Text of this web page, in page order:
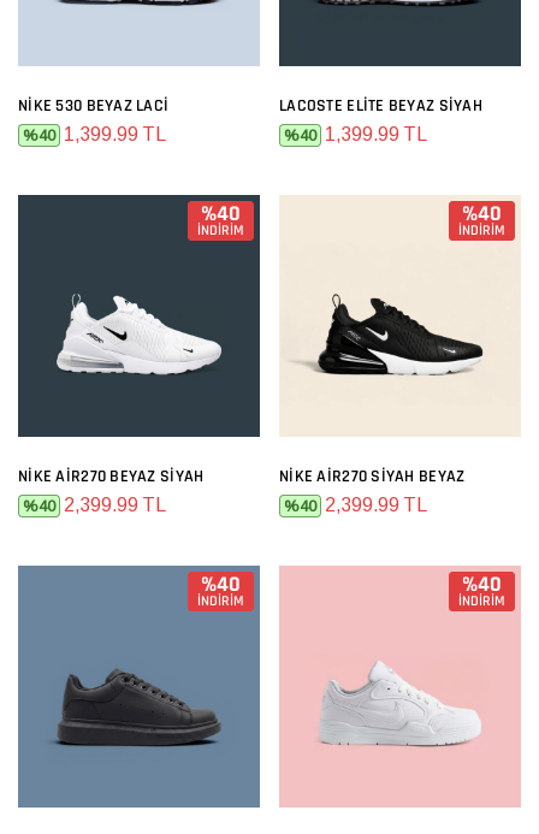
NIKE 530 BEYAZ LACI
%40 1,399.99 TL
LACOSTE ELITE BEYAZ SIYAH
%40 1,399.99 TL
%40
İNDİRİM
NIKE AIR270 BEYAZ SIYAH
%40 2,399.99 TL
%40
İNDİRİM
NIKE AIR270 SIYAH BEYAZ
%40 2,399.99 TL
%40
İNDİRİM
%40
İNDİRİM